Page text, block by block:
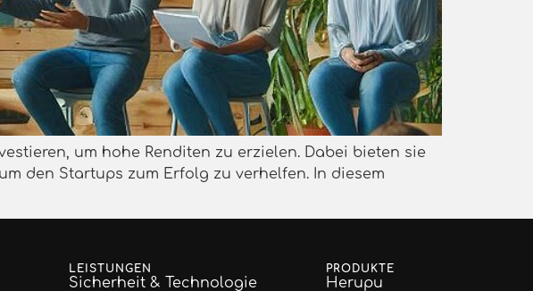
um hohe Renditen zu erzielen. Dabei bieten sie
den Startups zum Erfolg zu verhelfen. In diesem
LEISTUNGEN
Sicherheit & Technologie
PRODUKTE
Herupu